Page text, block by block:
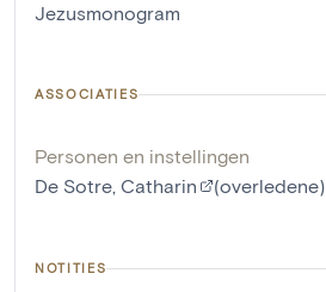
Jezusmonogram
ASSOCIATIES
Personen en instellingen
De Sotre, Catharin
(overledene)
NOTITIES